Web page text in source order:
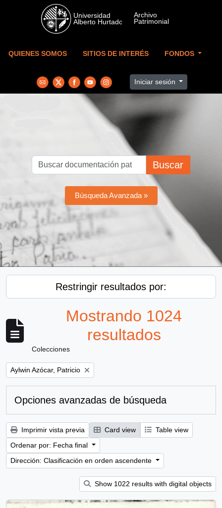
Skip to main content
QUIENES SOMOS SITIOS DE INTERÉS FONDOS
Iniciar sesión
Buscar
Búsqueda Avanzada »
Restringir resultados por:
Mostrando 1024
resultados
Colecciones
Remove filter:
Aylwin Azócar, Patricio
Opciones avanzadas de búsqueda
Imprimir vista previa Card view
Table view
Ordenar por: Fecha final
Dirección: Clasificación en orden ascendente
Show 1022 results with digital objects